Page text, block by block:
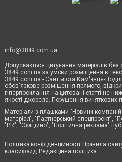
info@3849.com.ua
Допускається цитування матеріалів
3849.com.ua за умови розміщення в
3849.com.ua - Сайт міста Кам'янця-
обов'язкове розміщення прямого,
гіперпосилання на цитовані статті не
якості джерела. Порушення виняткових
Матеріали з плашками "Новини
матеріал", "Партнерський спецпроєкт",
"PR", "Офіційно", "Політична реклама"
Політика конфіденційності Правила
класифайд Редакційна політика